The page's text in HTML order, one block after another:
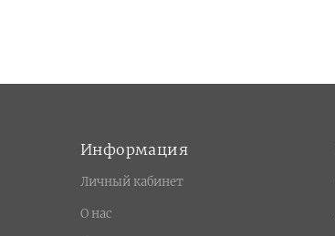
Информация
Личный кабинет
О нас